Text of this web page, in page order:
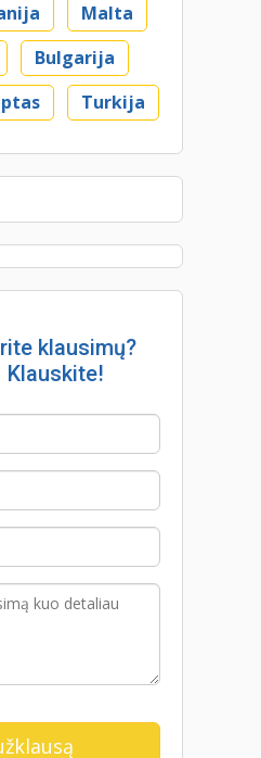
Malta
Bulgarija
Turkija
klausimų?
Klauskite!